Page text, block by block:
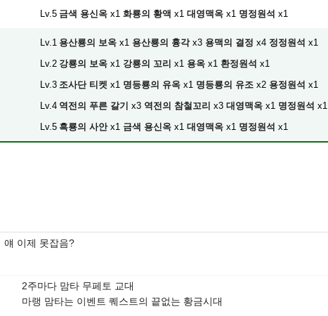
Lv.5 금색 용신옥 x1 화룡의 황액 x1 대영맥옥 x1 명정원석 x1
Lv.1 용산룡의 보옥 x1 용산룡의 흉각x3 용맥의 결정 x4 정정원석 x1
Lv.2 강룡의 보옥 x1 강룡의 꼬리 x1 용옥 x1 환정원석 x1
Lv.3 조사단 티켓 x1 명등룡의 유옥 x1 명등룡의 유조 x2 용정원석 x1
Lv.4 역전의 푸른 갈기 x3 역전의 참철꼬리 x3 대영맥옥 x1 명정원석 x1
Lv.5 흑룡의 사안x1 금색 용신옥 x1 대영맥옥 x1 명정원석 x1
얘 이제 못잡음?
2주마다 맘타 무페토 교대
마랭 맘타는 이벤트 퀘스트의 끝없는 황금시대